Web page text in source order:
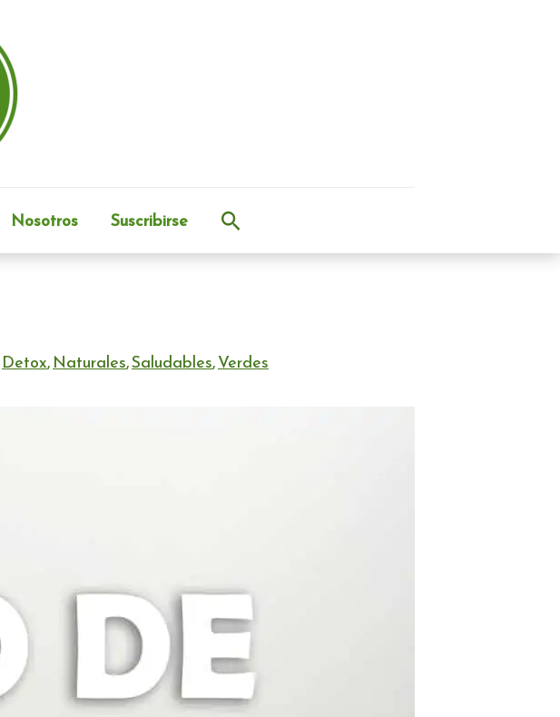
Nosotros Suscribirse Buscar
Detox,Naturales,Saludables,Verdes